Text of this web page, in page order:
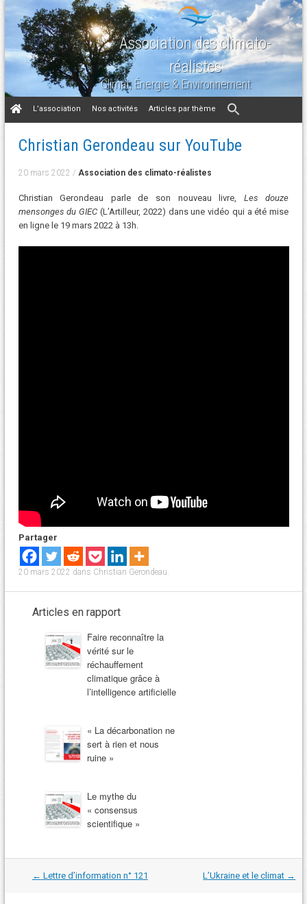
Association des climato-
réalistes
Climat, Énergie & Environnement
Aller
au
L’association Nos activités Articles par thème
Christian Gerondeau sur YouTube
20 mars 2022 / Association des climato-réalistes
Christian Gerondeau parle de son nouveau livre, Les douze
mensonges du GIEC (L’Artilleur, 2022) dans une vidéo qui a été mise
en ligne le 19 mars 2022 à 13h.
Partager
20 mars 2022 dans Christian Gerondeau
Articles en rapport
Faire reconnaître la
vérité sur le
réchauffement
climatique grâce à
l’intelligence artificielle
« La décarbonation ne
sert à rien et nous
ruine »
Le mythe du
« consensus
scientifique »
Navigation
dans
← Lettre d’information n° 121 L’Ukraine et le climat →